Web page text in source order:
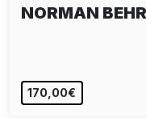
NORMAN
EPUISÉ